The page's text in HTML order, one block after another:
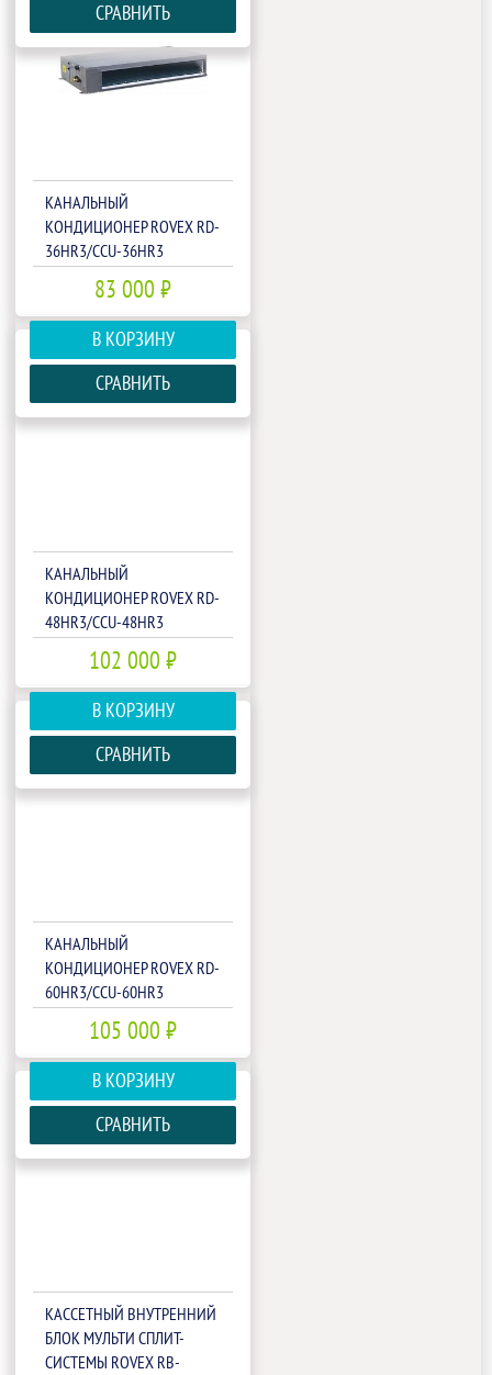
СРАВНИТЬ
КАНАЛЬНЫЙ
КОНДИЦИОНЕР ROVEX RD-
36HR3/CCU-36HR3
83 000 ₽
В КОРЗИНУ
СРАВНИТЬ
КАНАЛЬНЫЙ
КОНДИЦИОНЕР ROVEX RD-
48HR3/CCU-48HR3
102 000 ₽
В КОРЗИНУ
СРАВНИТЬ
КАНАЛЬНЫЙ
КОНДИЦИОНЕР ROVEX RD-
60HR3/CCU-60HR3
105 000 ₽
В КОРЗИНУ
СРАВНИТЬ
КАССЕТНЫЙ ВНУТРЕННИЙ
БЛОК МУЛЬТИ СПЛИТ-
СИСТЕМЫ ROVEX RB-